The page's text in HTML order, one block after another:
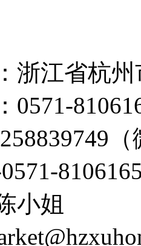
浙江省杭
0571-
小姐